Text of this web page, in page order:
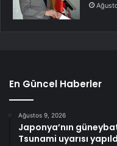
En Güncel Haberler
Ağustos 9, 2026
Japonya’nın
Tsunami uyarısı